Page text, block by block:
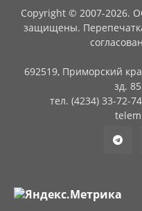
Copyright © 2007-2026.
защищены.
692519, Приморский
зд.
тел. (4234) 33-72-